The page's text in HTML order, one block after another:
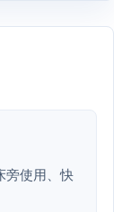
旁使用、快